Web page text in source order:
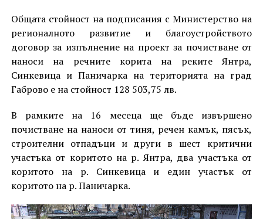
Общата стойност на подписания с Министерство на
регионалното развитие и благоустройството
договор за изпълнение на проект за почистване от
наноси на речните корита на реките Янтра,
Синкевица и Паничарка на територията на град
Габрово е на стойност 128 503,75 лв.
В рамките на 16 месеца ще бъде извършено
почистване на наноси от тиня, речен камък, пясък,
строителни отпадъци и други в шест критични
участъка от коритото на р. Янтра, два участъка от
коритото на р. Синкевица и един участък от
коритото на р. Паничарка.